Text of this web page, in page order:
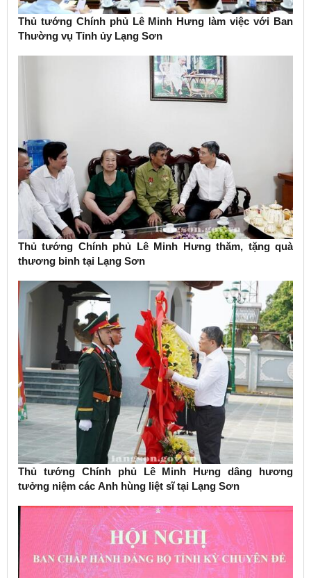
Thủ tướng Chính phủ Lê Minh Hưng làm việc với Ban
Thường vụ Tỉnh ủy Lạng Sơn
Thủ tướng Chính phủ Lê Minh Hưng thăm, tặng quà
thương binh tại Lạng Sơn
Thủ tướng Chính phủ Lê Minh Hưng dâng hương
tưởng niệm các Anh hùng liệt sĩ tại Lạng Sơn